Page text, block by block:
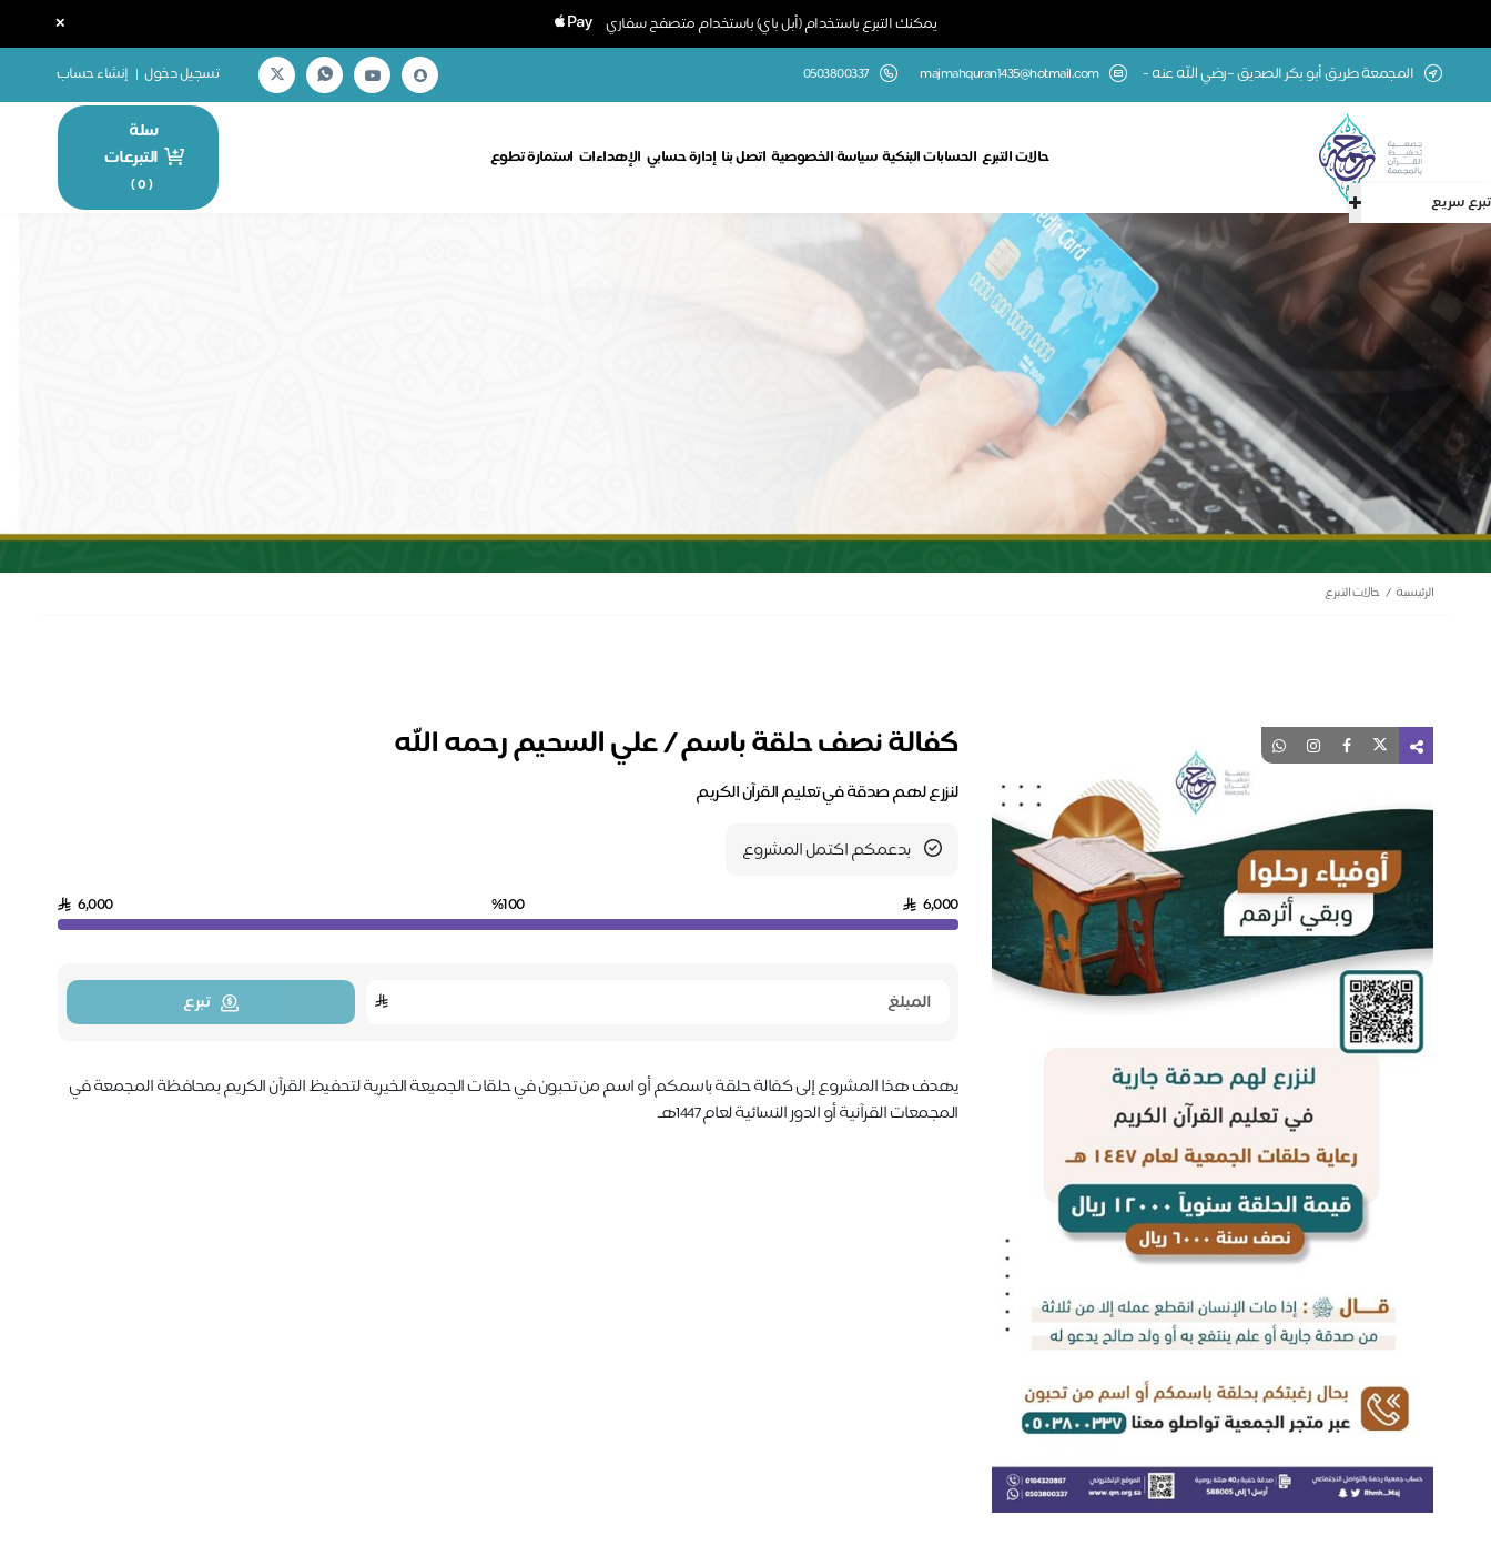
يمكنك التبرع باستخدام (أبل باي) باستخدام متصفح سفاري ×
تبرع سريع
المجمعة طريق أبو بكر الصديق –رضي الله عنه - majmahquran1435@hotmail.com
0503800337 تسجيل دخول | إنشاء حساب
حالات التبرع الحسابات البنكية سياسة الخصوصية اتصل بنا إدارة حسابي الإهداءات استمارة تطوع
سلة
التبرعات
(
0
)
الرئيسية حالات التبرع
كفالة نصف حلقة باسم / علي السحيم رحمه الله
لنزرع لهم صدقة في تعليم القرآن الكريم
بدعمكم اكتمل المشروع
6,000
%100
6,000
تبرع
يهدف هذا المشروع إلى كفالة حلقة باسمكم أو اسم من تحبون في حلقات الجميعة الخيرية لتحفيظ القرآن الكريم بمحافظة المجمعة في
المجمعات القرآنية أو الدور النسائية لعام 1447هـ